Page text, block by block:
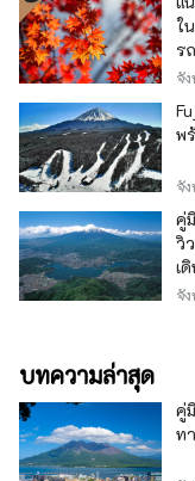
ใ
ร
จั
พ
จั
คู่
วิ
เ
ว
จั
บทความล่าสุด
คู่
ท